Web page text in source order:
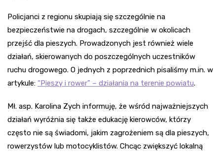
Policjanci z regionu skupiają się szczególnie na
bezpieczeństwie na drogach, szczególnie w okolicach
przejść dla pieszych. Prowadzonych jest również wiele
działań, skierowanych do poszczególnych uczestników
ruchu drogowego. O jednych z poprzednich pisaliśmy m.in. w
artykule: “Pieszy i rower” – działania na terenie powiatu.
Mł. asp. Karolina Zych informuję, że wśród najważniejszych
działań wyróżnia się także edukację kierowców, którzy
często nie są świadomi, jakim zagrożeniem są dla pieszych,
rowerzystów lub motocyklistów. Chcąc zwiększyć lokalną